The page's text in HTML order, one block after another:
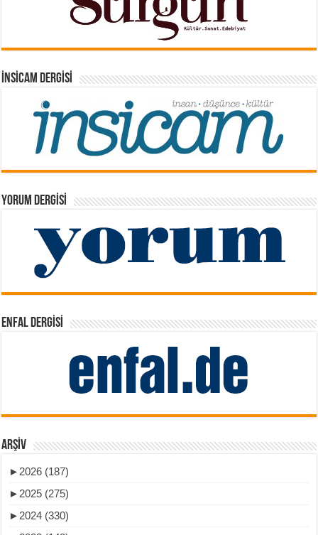
İNSICAM DERGISI
YORUM DERGISI
ENFAL DERGISI
ARŞIV
► 2026 (187)
► 2025 (275)
► 2024 (330)